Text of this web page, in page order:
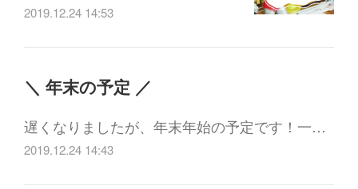
2019.12.24 14:53
＼ 年末の予定 ／
遅くなりましたが、年末年始の予定です！一…
2019.12.24 14:43